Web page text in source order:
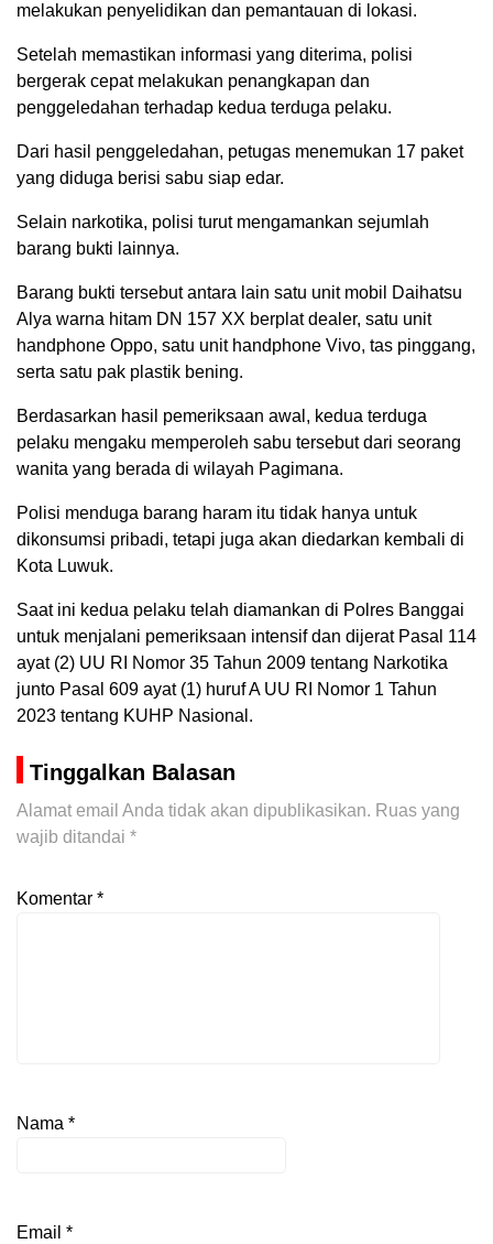
melakukan penyelidikan dan pemantauan di lokasi.
Setelah memastikan informasi yang diterima, polisi
bergerak cepat melakukan penangkapan dan
penggeledahan terhadap kedua terduga pelaku.
Dari hasil penggeledahan, petugas menemukan 17 paket
yang diduga berisi sabu siap edar.
Selain narkotika, polisi turut mengamankan sejumlah
barang bukti lainnya.
Barang bukti tersebut antara lain satu unit mobil Daihatsu
Alya warna hitam DN 157 XX berplat dealer, satu unit
handphone Oppo, satu unit handphone Vivo, tas pinggang,
serta satu pak plastik bening.
Berdasarkan hasil pemeriksaan awal, kedua terduga
pelaku mengaku memperoleh sabu tersebut dari seorang
wanita yang berada di wilayah Pagimana.
Polisi menduga barang haram itu tidak hanya untuk
dikonsumsi pribadi, tetapi juga akan diedarkan kembali di
Kota Luwuk.
Saat ini kedua pelaku telah diamankan di Polres Banggai
untuk menjalani pemeriksaan intensif dan dijerat Pasal 114
ayat (2) UU RI Nomor 35 Tahun 2009 tentang Narkotika
junto Pasal 609 ayat (1) huruf A UU RI Nomor 1 Tahun
2023 tentang KUHP Nasional.
Tinggalkan Balasan
Alamat email Anda tidak akan dipublikasikan. Ruas yang
wajib ditandai *
Komentar *
Nama *
Email *